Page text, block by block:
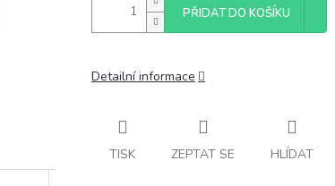
PŘIDAT DO KOŠÍKU
Detailní informace
TISK ZEPTAT SE HLÍDAT